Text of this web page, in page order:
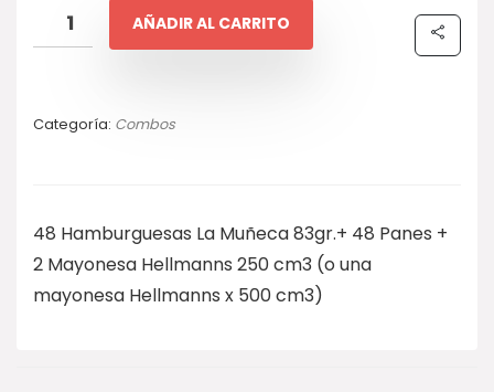
AÑADIR AL CARRITO
Categoría: Combos
48 Hamburguesas La Muñeca 83gr.+ 48 Panes +
2 Mayonesa Hellmanns 250 cm3 (o una
mayonesa Hellmanns x 500 cm3)